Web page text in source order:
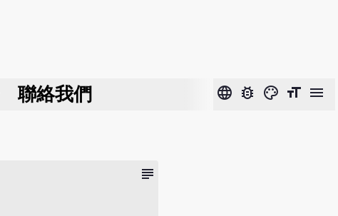
聯絡我們 language bug_report color_lens format_size menu
subject